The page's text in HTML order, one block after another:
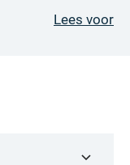
Lees voor